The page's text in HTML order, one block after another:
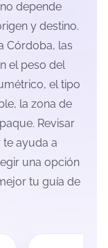
depende
y destino.
Córdoba, las
el peso del
el tipo
la zona de
Revisar
ayuda a
una opción
tu guía de